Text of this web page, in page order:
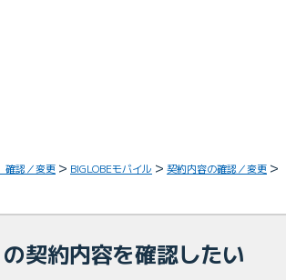
認／変更 BIGLOBEモバイル 契約内容の確認／変更
契約内容を確認したい